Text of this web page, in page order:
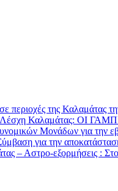
περιοχές της Καλαμάτας
Λέσχη Καλαμάτας:
Μονάδων για την
για την
– Αστρο-εξορμήσεις :